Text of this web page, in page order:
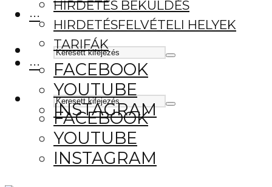
···
FACEBOOK
YOUTUBE
INSTAGRAM
HIRDETÉS BEKÜLDÉS
HIRDETÉSFELVÉTELI HELYEK
TARIFÁK
···
FACEBOOK
YOUTUBE
INSTAGRAM